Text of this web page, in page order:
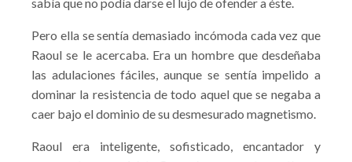
Pero ella se sentía demasiado incómoda cada vez que
Raoul se le acercaba. Era un hombre que desdeñaba
las adulaciones fáciles, aunque se sentía impelido a
dominar la resistencia de todo aquel que se negaba a
caer bajo el dominio de su desmesurado magnetismo.
Raoul era inteligente, sofisticado, encantador y